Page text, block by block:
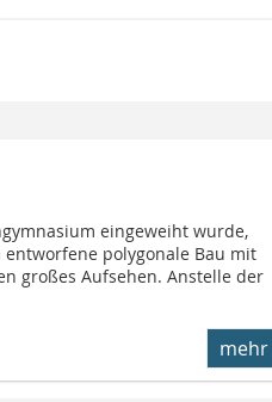
eingeweiht wurde,
polygonale Bau mit
großes Aufsehen. Anstelle der
mehr